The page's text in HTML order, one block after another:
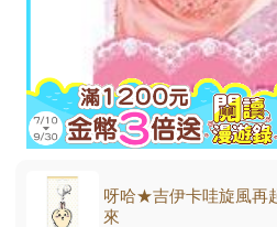
呀哈★吉伊卡哇旋風再
來